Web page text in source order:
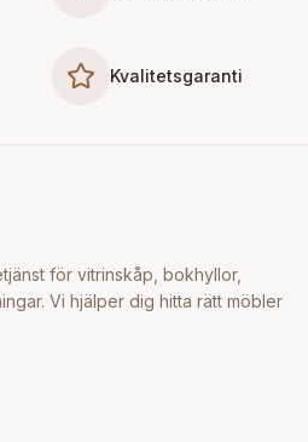
Kvalitetsgaranti
för vitrinskåp, bokhyllor,
Vi hjälper dig hitta rätt möbler